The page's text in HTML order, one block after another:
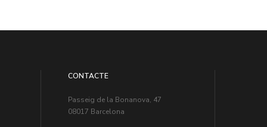
CONTACTE
Passeig de la Bonanova, 47
08017 Barcelona